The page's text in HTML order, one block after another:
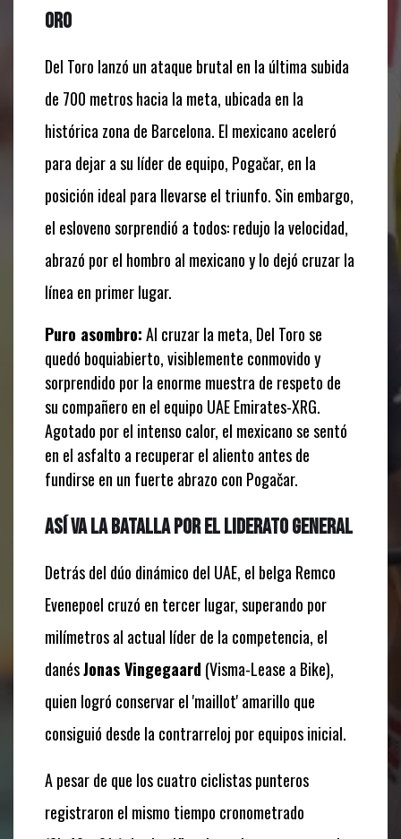
oro
Del Toro lanzó un ataque brutal en la última subida
de 700 metros hacia la meta, ubicada en la
histórica zona de Barcelona. El mexicano aceleró
para dejar a su líder de equipo, Pogačar, en la
posición ideal para llevarse el triunfo. Sin embargo,
el esloveno sorprendió a todos: redujo la velocidad,
abrazó por el hombro al mexicano y lo dejó cruzar la
línea en primer lugar.
Puro asombro:Al cruzar la meta, Del Toro se
quedó boquiabierto, visiblemente conmovido y
sorprendido por la enorme muestra de respeto de
su compañero en el equipo UAE Emirates-XRG.
Agotado por el intenso calor, el mexicano se sentó
en el asfalto a recuperar el aliento antes de
fundirse en un fuerte abrazo con Pogačar.
Así va la batalla por el liderato general
Detrás del dúo dinámico del UAE, el belga Remco
Evenepoel cruzó en tercer lugar, superando por
milímetros al actual líder de la competencia, el
danésJonas Vingegaard (Visma-Lease a Bike),
quien logró conservar el 'maillot' amarillo que
consiguió desde la contrarreloj por equipos inicial.
A pesar de que los cuatro ciclistas punteros
registraron el mismo tiempo cronometrado